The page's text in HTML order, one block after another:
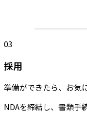
03
採用
準備ができたら、お気
NDAを締結し、書類手